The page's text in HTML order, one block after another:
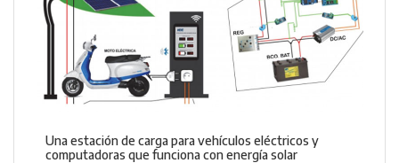
Una estación de carga para vehículos eléctricos y
computadoras que funciona con energía solar